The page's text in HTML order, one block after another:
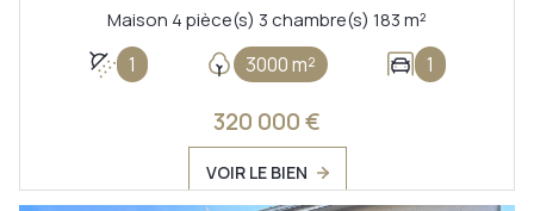
Maison 4 pièce(s) 3 chambre(s) 183 m²
1 3000 m² 1
320 000 €
VOIR LE BIEN